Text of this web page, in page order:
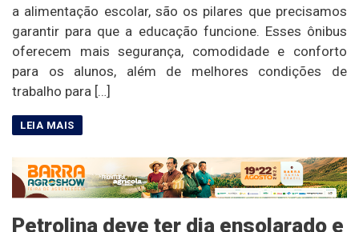
a alimentação escolar, são os pilares que precisamos
garantir para que a educação funcione. Esses ônibus
oferecem mais segurança, comodidade e conforto
para os alunos, além de melhores condições de
trabalho para […]
Petrolina deve ter dia ensolarado e